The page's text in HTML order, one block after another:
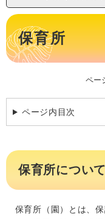
本
文 保育所
ペー
ページ内目次
保育所について
保育所（園）とは、